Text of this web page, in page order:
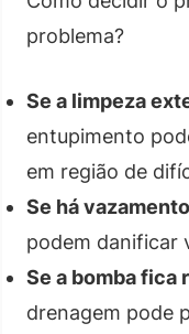
problema?
Se a limpeza
entupimento
em região de
Se há
podem danificar
Se a bomba fica
drenagem pode